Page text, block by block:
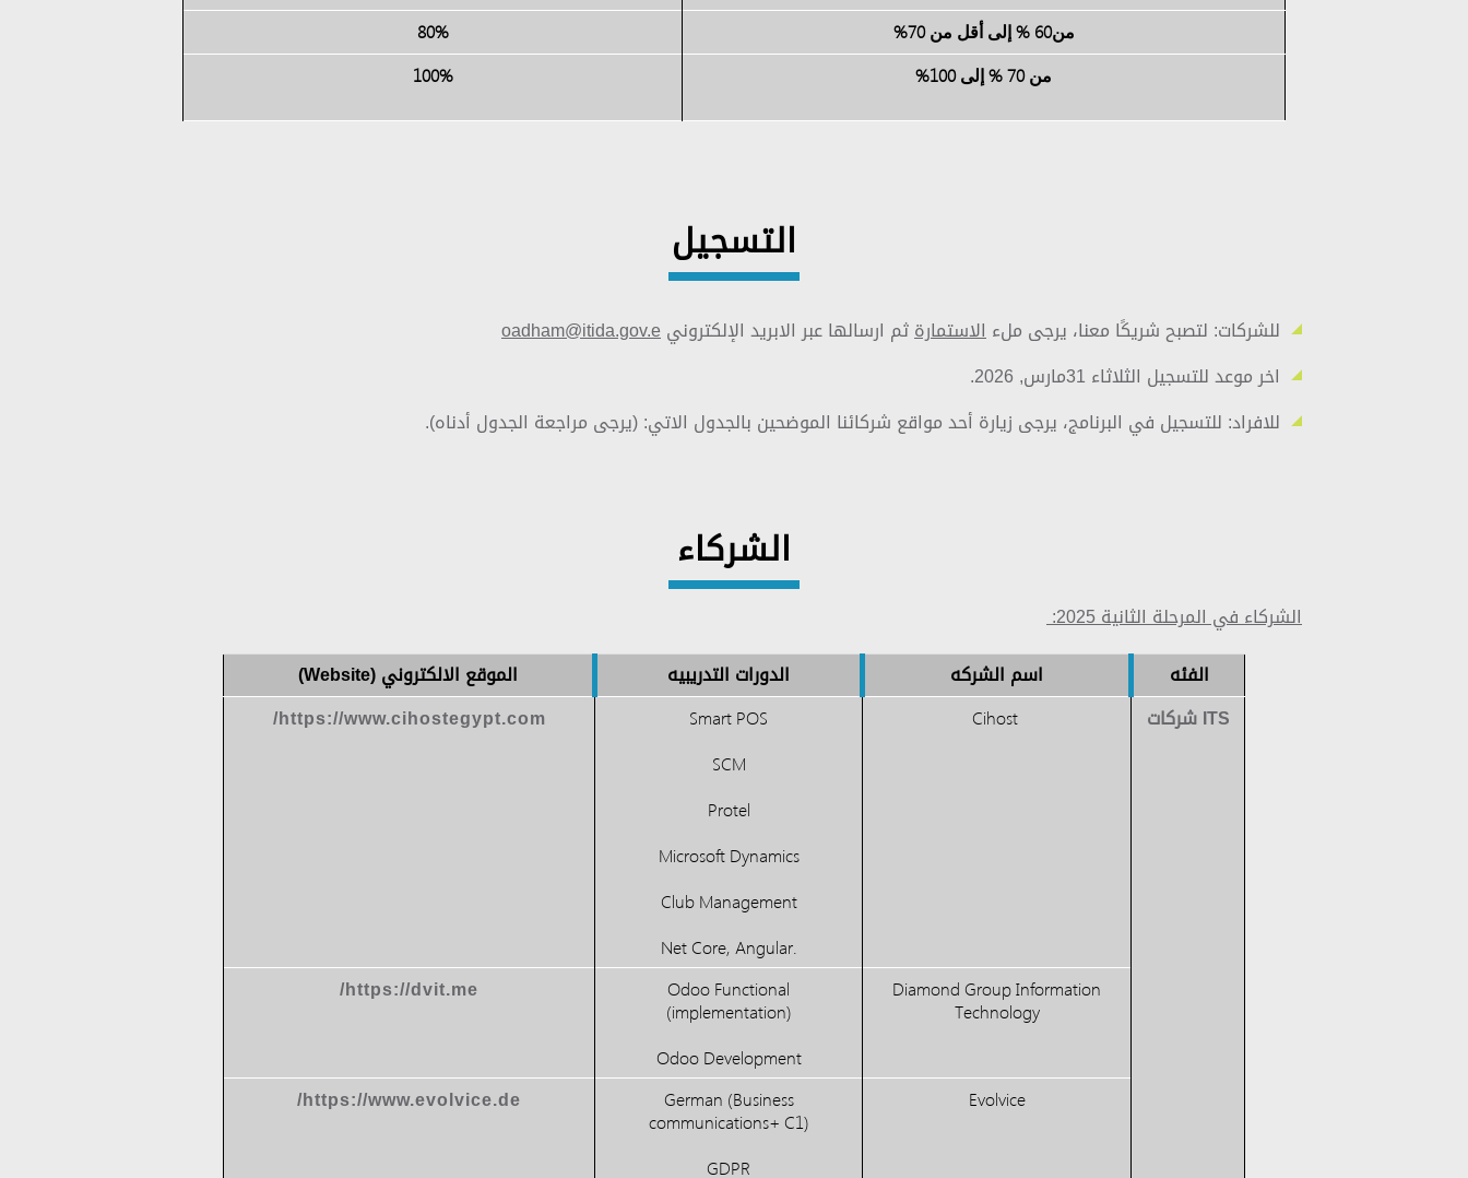
من60 % إلى أقل من 70%
80%
من 70 % إلى 100%
100%
التسجيل
للشركات: لتصبح شريكًا معنا، يرجى ملءالاستمارةثم ارسالها عبر الابريد الإلكترونيoadham@itida.gov.e
اخر موعد للتسجيل الثلاثاء 31مارس, 2026.
للافراد: للتسجيل في البرنامج، يرجى زيارة أحد مواقع شركائنا الموضحين بالجدول الاتي: (يرجى مراجعة الجدول أدناه).
الشركاء
الشركاء في المرحلة الثانية 2025:
الفئه
اسم الشركه الدورات التدريبيه
الموقع الالكتروني (Website)
ITS شركات
Cihost
Smart POS
SCM
Protel
Microsoft Dynamics
Club Management
.Net Core, Angular
https://www.cihostegypt.com/
Diamond Group Information
Technology
Odoo Functional
(implementation)
Odoo Development
https://dvit.me/
Evolvice
German (Business
communications+ C1)
GDPR
https://www.evolvice.de/